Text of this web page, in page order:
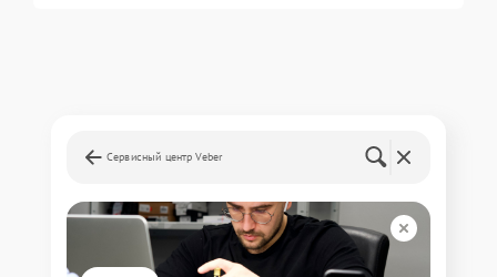
Сервисный центр Veber